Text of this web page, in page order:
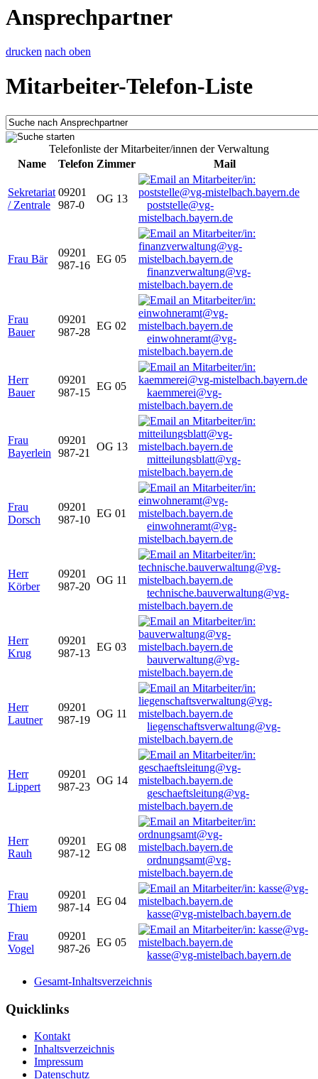
Ansprechpartner
drucken nach oben
Mitarbeiter-Telefon-Liste
Telefonliste der Mitarbeiter/innen der Verwaltung
Name
Telefon Zimmer Mail
Sekretariat
/ Zentrale
09201
987-0
OG 13
poststelle@vg-
mistelbach.bayern.de
Frau Bär
09201
987-16
EG 05
finanzverwaltung@vg-
mistelbach.bayern.de
Frau
Bauer
09201
987-28
EG 02
einwohneramt@vg-
mistelbach.bayern.de
Herr
Bauer
09201
987-15
EG 05
kaemmerei@vg-
mistelbach.bayern.de
Frau
Bayerlein
09201
987-21
OG 13
mitteilungsblatt@vg-
mistelbach.bayern.de
Frau
Dorsch
09201
987-10
EG 01
einwohneramt@vg-
mistelbach.bayern.de
Herr
Körber
09201
987-20
OG 11
technische.bauverwaltung@vg-
mistelbach.bayern.de
Herr
Krug
09201
987-13
EG 03
bauverwaltung@vg-
mistelbach.bayern.de
Herr
Lautner
09201
987-19
OG 11
liegenschaftsverwaltung@vg-
mistelbach.bayern.de
Herr
Lippert
09201
987-23
OG 14
geschaeftsleitung@vg-
mistelbach.bayern.de
Herr
Rauh
09201
987-12
EG 08
ordnungsamt@vg-
mistelbach.bayern.de
Frau
Thiem
09201
987-14
EG 04
kasse@vg-mistelbach.bayern.de
Frau
Vogel
09201
987-26
EG 05
kasse@vg-mistelbach.bayern.de
Gesamt-Inhaltsverzeichnis
Quicklinks
Kontakt
Inhaltsverzeichnis
Impressum
Datenschutz